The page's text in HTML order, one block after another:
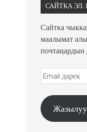
САЙТКА
Сайтка
маалымат
почтаңардын
Жазылуу